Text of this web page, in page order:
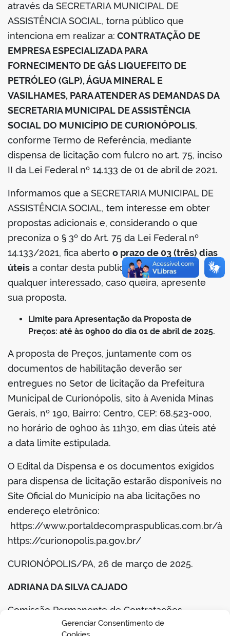
Gerenciar Consentimento de
através da SECRETARIA MUNICIPAL DE
ASSISTÊNCIA SOCIAL, torna público que
intenciona em realizar a: CONTRATAÇÃO DE
EMPRESA ESPECIALIZADA PARA
FORNECIMENTO DE GÁS LIQUEFEITO DE
PETRÓLEO (GLP), ÁGUA MINERAL E
VASILHAMES, PARA ATENDER AS DEMANDAS DA
SECRETARIA MUNICIPAL DE ASSISTÊNCIA
SOCIAL DO MUNICÍPIO DE CURIONÓPOLIS,
conforme Termo de Referência, mediante
dispensa de licitação com fulcro no art. 75, inciso
II da Lei Federal nº 14.133 de 01 de abril de 2021.
Informamos que a SECRETARIA MUNICIPAL DE
ASSISTÊNCIA SOCIAL, tem interesse em obter
propostas adicionais e, considerando o que
preconiza o § 3º do Art. 75 da Lei Federal nº
14.133/2021, fica aberto o prazo de 03 (três) dias
úteis a contar desta publicação para que
qualquer interessado, caso queira, apresente
sua proposta.
Limite para Apresentação da Proposta de
Preços: até às 09h00 do dia 01 de abril de 2025.
A proposta de Preços, juntamente com os
documentos de habilitação deverão ser
entregues no Setor de licitação da Prefeitura
Municipal de Curionópolis, sito à Avenida Minas
Gerais, nº 190, Bairro: Centro, CEP: 68.523-000,
no horário de 09h00 às 11h30, em dias úteis até
a data limite estipulada.
O Edital da Dispensa e os documentos exigidos
para dispensa de licitação estarão disponíveis no
Site Oficial do Município na aba licitações no
endereço eletrônico:
https://www.portaldecompraspublicas.com.br/à
https://curionopolis.pa.gov.br/
CURIONÓPOLIS/PA, 26 de março de 2025.
ADRIANA DA SILVA CAJADO
Comissão Permanente de Contratações
Portaria nº 001/2024-GP